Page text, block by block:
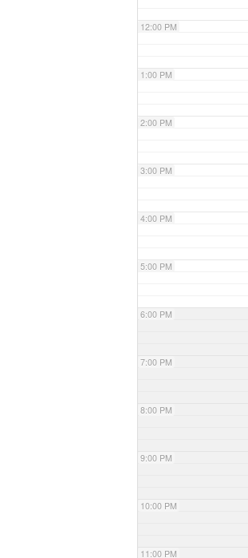
12:00 PM
1:00 PM
2:00 PM
3:00 PM
4:00 PM
5:00 PM
6:00 PM
7:00 PM
8:00 PM
9:00 PM
10:00 PM
11:00 PM